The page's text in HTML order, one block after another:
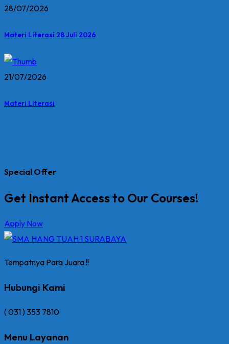
28/07/2026
Materi Literasi 28 Juli 2026
21/07/2026
Materi Literasi
Special Offer
Get Instant Access to Our Courses!
Apply Now
Tempatnya Para Juara !!
Hubungi Kami
( 031 ) 353 7810
Menu Layanan